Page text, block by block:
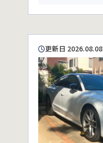
更新日 2026.08.08